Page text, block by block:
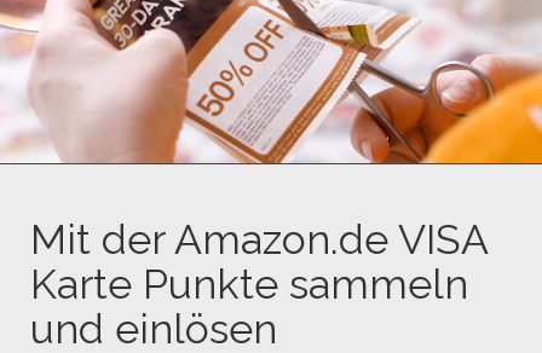
Mit der Amazon.de VISA
Karte Punkte sammeln
und einlösen